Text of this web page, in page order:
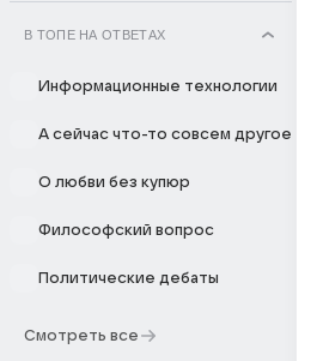
В ТОПЕ НА ОТВЕТАХ
Информационные технологии
А сейчас что-то совсем другое
О любви без купюр
Философский вопрос
Политические дебаты
Смотреть все